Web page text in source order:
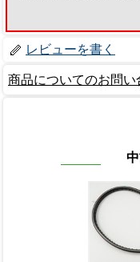
レビューを書く
商品についてのお問い